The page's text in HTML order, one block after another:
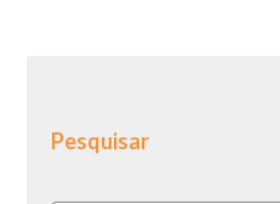
Pesquisar